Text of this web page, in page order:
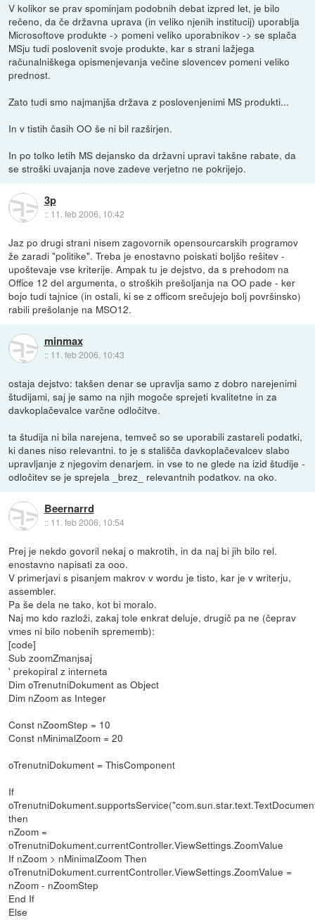
V kolikor se prav spominjam podobnih debat izpred let, je bilo
rečeno, da če državna uprava (in veliko njenih institucij) uporablja
Microsoftove produkte -> pomeni veliko uporabnikov -> se splača
MSju tudi poslovenit svoje produkte, kar s strani lažjega
računalniškega opismenjevanja večine slovencev pomeni veliko
prednost.
Zato tudi smo najmanjša država z poslovenjenimi MS produkti...
In v tistih časih OO še ni bil razširjen.
In po tolko letih MS dejansko da državni upravi takšne rabate, da
se stroški uvajanja nove zadeve verjetno ne pokrijejo.
3p
:: 11. feb 2006, 10:42
Jaz po drugi strani nisem zagovornik opensourcarskih programov
že zaradi "politike". Treba je enostavno poiskati boljšo rešitev -
upoštevaje vse kriterije. Ampak tu je dejstvo, da s prehodom na
Office 12 del argumenta, o stroških prešoljanja na OO pade - ker
bojo tudi tajnice (in ostali, ki se z officom srečujejo bolj površinsko)
rabili prešolanje na MSO12.
minmax
:: 11. feb 2006, 10:43
ostaja dejstvo: takšen denar se upravlja samo z dobro narejenimi
študijami, saj je samo na njih mogoče sprejeti kvalitetne in za
davkoplačevalce varčne odločitve.
ta študija ni bila narejena, temveč so se uporabili zastareli podatki,
ki danes niso relevantni. to je s stališča davkoplačevalcev slabo
upravljanje z njegovim denarjem. in vse to ne glede na izid študije -
odločitev se je sprejela _brez_ relevantnih podatkov. na oko.
Beernarrd
:: 11. feb 2006, 10:54
Prej je nekdo govoril nekaj o makrotih, in da naj bi jih bilo rel.
enostavno napisati za ooo.
V primerjavi s pisanjem makrov v wordu je tisto, kar je v writerju,
assembler.
Pa še dela ne tako, kot bi moralo.
Naj mo kdo razloži, zakaj tole enkrat deluje, drugič pa ne (čeprav
vmes ni bilo nobenih sprememb):
[code]
Sub zoomZmanjsaj
' prekopiral z interneta
Dim oTrenutniDokument as Object
Dim nZoom as Integer
Const nZoomStep = 10
Const nMinimalZoom = 20
oTrenutniDokument = ThisComponent
If
then
nZoom =
oTrenutniDokument.currentController.ViewSettings.ZoomValue
If nZoom > nMinimalZoom Then
oTrenutniDokument.currentController.ViewSettings.ZoomValue =
nZoom - nZoomStep
End If
Else